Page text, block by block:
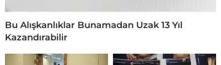
Bu Alışkanlıklar Bunamadan Uzak 13 Yıl
Kazandırabilir